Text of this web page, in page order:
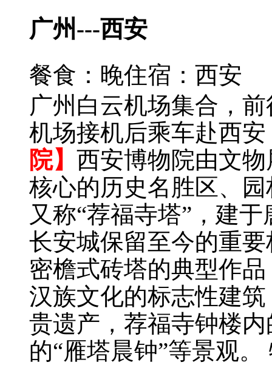
广州---西安
餐食：晚住宿：西安
广州白云机场集合，
机场接机后乘车赴西
院】 西安博物院由文
核心的历史名胜区、
又称“荐福寺塔”，建
长安城保留至今的重
密檐式砖塔的典型作
汉族文化的标志性建
贵遗产，荐福寺钟楼
的“雁塔晨钟”等景观